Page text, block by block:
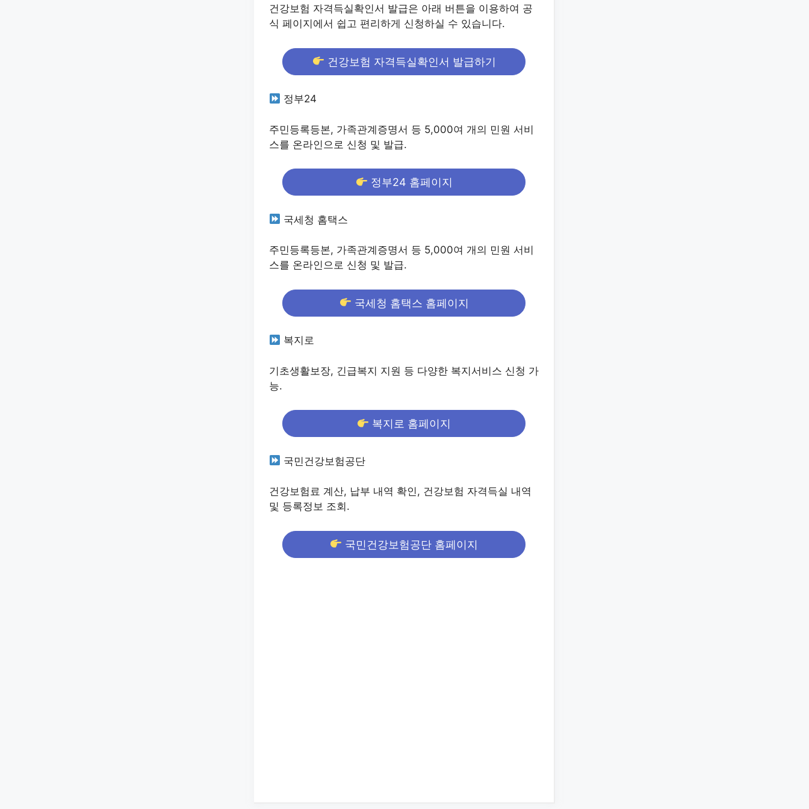
건강보험 자격득실확인서 발급은 아래 버튼을 이용하여 공
식 페이지에서 쉽고 편리하게 신청하실 수 있습니다.
건강보험 자격득실확인서 발급하기
정부24
주민등록등본, 가족관계증명서 등 5,000여 개의 민원 서비
스를 온라인으로 신청 및 발급.
정부24 홈페이지
국세청 홈택스
주민등록등본, 가족관계증명서 등 5,000여 개의 민원 서비
스를 온라인으로 신청 및 발급.
국세청 홈택스 홈페이지
복지로
기초생활보장, 긴급복지 지원 등 다양한 복지서비스 신청 가
능.
복지로 홈페이지
국민건강보험공단
건강보험료 계산, 납부 내역 확인, 건강보험 자격득실 내역
및 등록정보 조회.
국민건강보험공단 홈페이지